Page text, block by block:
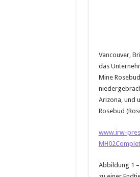
Vancouver,
das
Mine
Arizona, und
Rosebud
www.irw-
Abbildung 1